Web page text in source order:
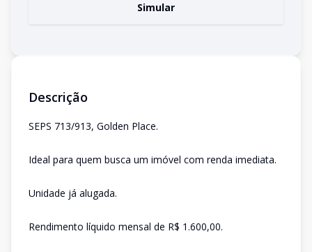
Simular
Descrição
SEPS 713/913, Golden Place.
Ideal para quem busca um imóvel com renda imediata.
Unidade já alugada.
Rendimento líquido mensal de R$ 1.600,00.